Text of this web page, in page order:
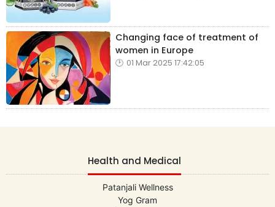
Changing face of treatment of
women in Europe
01 Mar 2025 17:42:05
Health and Medical
Patanjali Wellness
Yog Gram